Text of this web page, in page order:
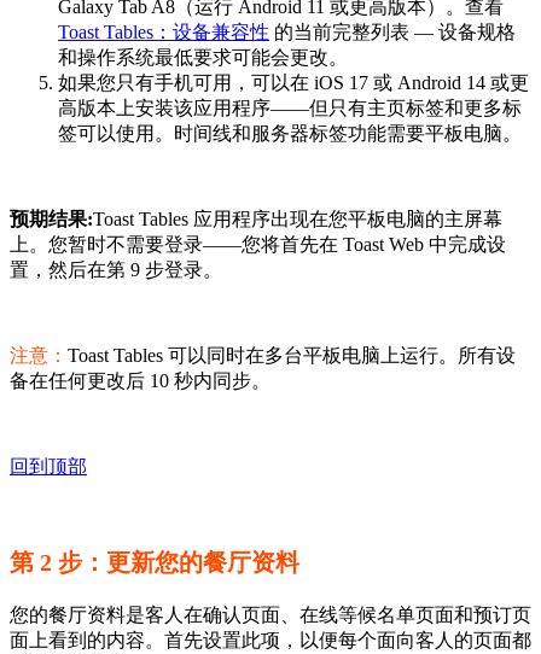
Galaxy Tab A8（运行 Android 11 或更高版本）。查看
Toast Tables：设备兼容性 的当前完整列表 — 设备规格
和操作系统最低要求可能会更改。
如果您只有手机可用，可以在 iOS 17 或 Android 14 或更
高版本上安装该应用程序——但只有主页标签和更多标
签可以使用。时间线和服务器标签功能需要平板电脑。
预期结果:Toast Tables 应用程序出现在您平板电脑的主屏幕
上。您暂时不需要登录——您将首先在 Toast Web 中完成设
置，然后在第 9 步登录。
注意： Toast Tables 可以同时在多台平板电脑上运行。所有设
备在任何更改后 10 秒内同步。
回到顶部
第 2 步：更新您的餐厅资料
您的餐厅资料是客人在确认页面、在线等候名单页面和预订页
面上看到的内容。首先设置此项，以便每个面向客人的页面都